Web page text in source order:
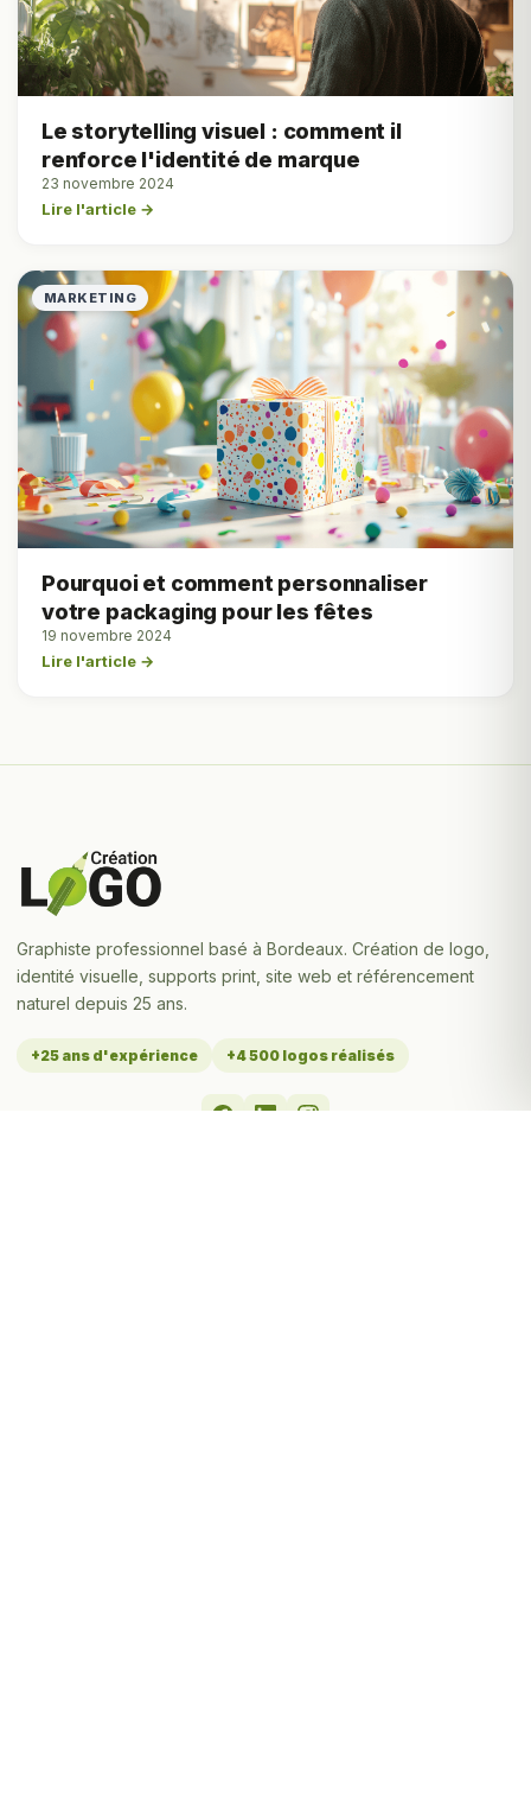
Le storytelling visuel : comment il
renforce l'identité de marque
23 novembre 2024
Lire l'article →
MARKETING
Pourquoi et comment personnaliser
votre packaging pour les fêtes
19 novembre 2024
Lire l'article →
Graphiste professionnel basé à Bordeaux. Création de logo,
identité visuelle, supports print, site web et référencement
naturel depuis 25 ans.
+25 ans d'expérience +4 500 logos réalisés